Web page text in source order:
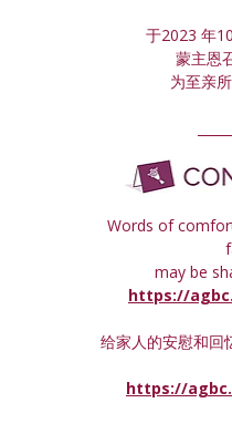
于2023 年
蒙主恩
为至亲
Words of
may be
https://
给家人的安慰和回
https://